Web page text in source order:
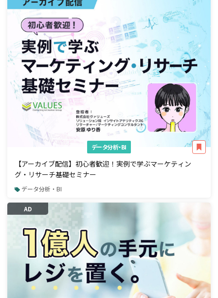
データ分析・BI
【アーカイブ配信】初心者歓迎！実例で学ぶマーケティン
グ・リサーチ基礎セミナー
データ分析・BI
AD